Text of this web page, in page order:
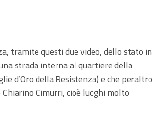
tramite questi due video, dello stato in
strada interna al quartiere della
d’Oro della Resistenza) e che peraltro
Cimurri, cioè luoghi molto